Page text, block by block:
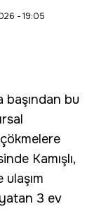
- 19:05
bu
Kamışlı,
ulaşım
3 ev